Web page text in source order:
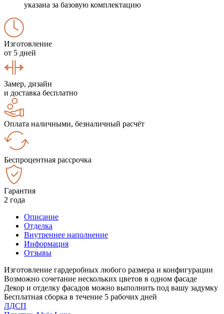
указана за базовую комплектацию
Изготовление
от 5 дней
Замер, дизайн
и доставка бесплатно
Оплата наличными, безналичный расчёт
Беспроцентная рассрочка
Гарантия
2 года
Описание
Отделка
Внутреннее наполнение
Информация
Отзывы
Изготовление гардеробных любого размера и конфигурации
Возможно сочетание нескольких цветов в одном фасаде
Декор и отделку фасадов можно выполнить под вашу задумку
Бесплатная сборка в течение 5 рабочих дней
ЛДСП